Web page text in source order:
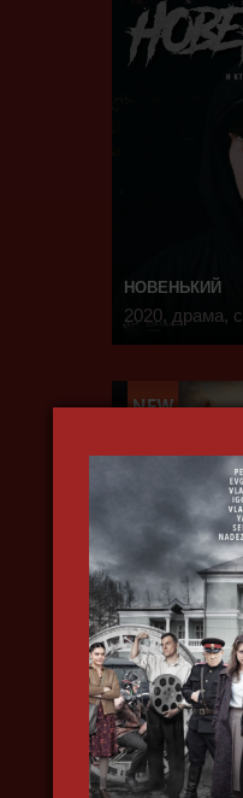
НОВЕНЬКИЙ
2020, драма,
ДЖУЛЬБАРС
2019, драма,